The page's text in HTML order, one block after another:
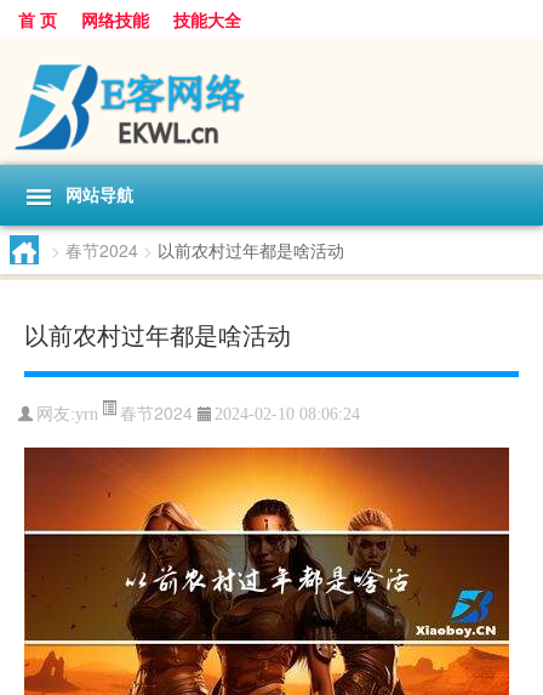
首 页 网络技能 技能大全
网站导航
> 春节2024 > 以前农村过年都是啥活动
以前农村过年都是啥活动
网友:yrn 春节2024 2024-02-10 08:06:24